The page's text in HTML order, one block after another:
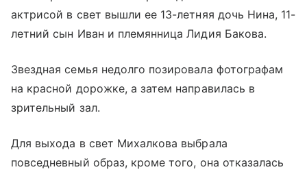
актрисой в свет вышли ее 13-летняя дочь Нина, 11-
летний сын Иван и племянница Лидия Бакова.
Звездная семья недолго позировала фотографам
на красной дорожке, а затем направилась в
зрительный зал.
Для выхода в свет Михалкова выбрала
повседневный образ, кроме того, она отказалась